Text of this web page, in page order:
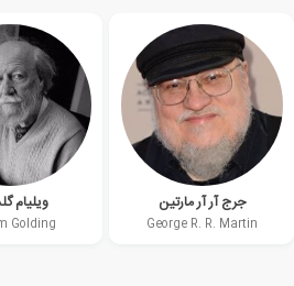
جرج آر آر مارتین
George R. R. Martin
ویلیام
Golding